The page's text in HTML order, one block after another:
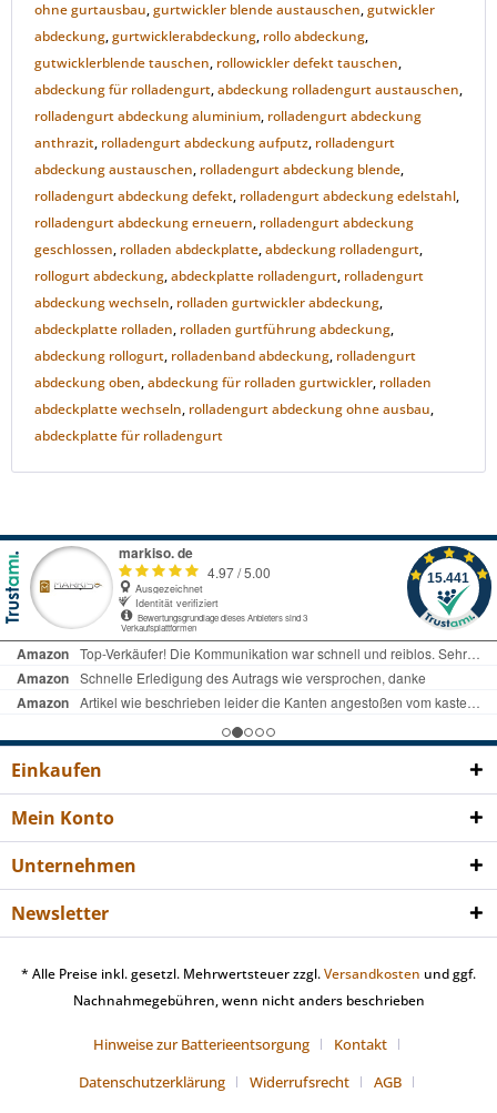
ohne gurtausbau,gurtwickler blende austauschen,gutwickler
abdeckung,gurtwicklerabdeckung, rollo abdeckung,
gutwicklerblende tauschen, rollowickler defekt tauschen,
abdeckung für rolladengurt,abdeckung rolladengurt austauschen,
rolladengurt abdeckung aluminium, rolladengurt abdeckung
anthrazit, rolladengurt abdeckung aufputz, rolladengurt
abdeckung austauschen, rolladengurt abdeckung blende,
rolladengurt abdeckung defekt, rolladengurt abdeckung edelstahl,
rolladengurt abdeckung erneuern, rolladengurt abdeckung
geschlossen, rolladen abdeckplatte,abdeckung rolladengurt,
rollogurt abdeckung,abdeckplatte rolladengurt, rolladengurt
abdeckung wechseln, rolladen gurtwickler abdeckung,
abdeckplatte rolladen, rolladen gurtführung abdeckung,
abdeckung rollogurt, rolladenband abdeckung, rolladengurt
abdeckung oben,abdeckung für rolladen gurtwickler, rolladen
abdeckplatte wechseln, rolladengurt abdeckung ohne ausbau,
abdeckplatte für rolladengurt
Einkaufen
Mein Konto
Unternehmen
Newsletter
* Alle Preise inkl. gesetzl. Mehrwertsteuer zzgl.Versandkosten und ggf.
Nachnahmegebühren, wenn nicht anders beschrieben
Hinweise zur Batterieentsorgung
Kontakt
Datenschutzerklärung
Widerrufsrecht
AGB